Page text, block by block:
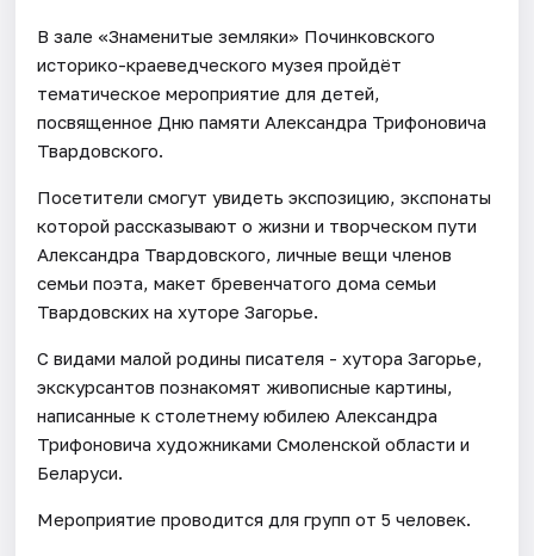
В зале «Знаменитые земляки» Починковского
историко-краеведческого музея пройдёт
тематическое мероприятие для детей,
посвященное Дню памяти Александра Трифоновича
Твардовского.
Посетители смогут увидеть экспозицию, экспонаты
которой рассказывают о жизни и творческом пути
Александра Твардовского, личные вещи членов
семьи поэта, макет бревенчатого дома семьи
Твардовских на хуторе Загорье.
С видами малой родины писателя - хутора Загорье,
экскурсантов познакомят живописные картины,
написанные к столетнему юбилею Александра
Трифоновича художниками Смоленской области и
Беларуси.
Мероприятие проводится для групп от 5 человек.